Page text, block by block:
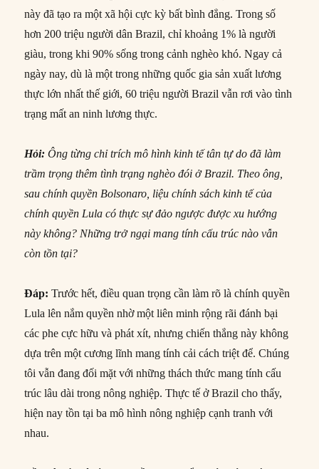
này đã tạo ra một xã hội cực kỳ bất bình đẳng. Trong số
hơn 200 triệu người dân Brazil, chỉ khoảng 1% là người
giàu, trong khi 90% sống trong cảnh nghèo khó. Ngay cả
ngày nay, dù là một trong những quốc gia sản xuất lương
thực lớn nhất thế giới, 60 triệu người Brazil vẫn rơi vào tình
trạng mất an ninh lương thực.
Hỏi: Ông từng chỉ trích mô hình kinh tế tân tự do đã làm
trầm trọng thêm tình trạng nghèo đói ở Brazil. Theo ông,
sau chính quyền Bolsonaro, liệu chính sách kinh tế của
chính quyền Lula có thực sự đảo ngược được xu hướng
này không? Những trở ngại mang tính cấu trúc nào vẫn
còn tồn tại?
Đáp: Trước hết, điều quan trọng cần làm rõ là chính quyền
Lula lên nắm quyền nhờ một liên minh rộng rãi đánh bại
các phe cực hữu và phát xít, nhưng chiến thắng này không
dựa trên một cương lĩnh mang tính cải cách triệt để. Chúng
tôi vẫn đang đối mặt với những thách thức mang tính cấu
trúc lâu dài trong nông nghiệp. Thực tế ở Brazil cho thấy,
hiện nay tồn tại ba mô hình nông nghiệp cạnh tranh với
nhau.